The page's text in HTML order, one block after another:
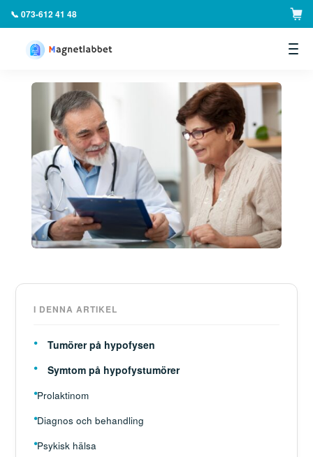
📞 073-612 41 48
I DENNA ARTIKEL
Tumörer på hypofysen
Symtom på hypofystumörer
Prolaktinom
Diagnos och behandling
Psykisk hälsa